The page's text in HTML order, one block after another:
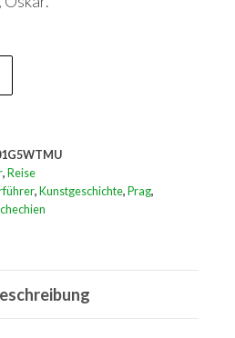
, Reise
, Kunstgeschichte, Prag,